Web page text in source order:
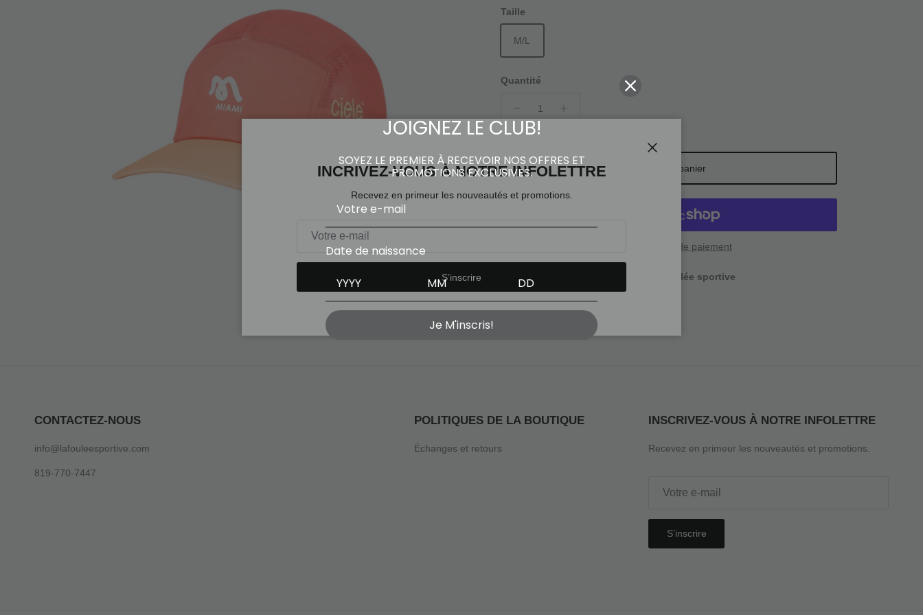
Taille
M/L
Quantité
Ajouter au panier
Plus de moyens de paiement
Service de retrait disponible à La foulée sportive
CONTACTEZ-NOUS
info@lafouleesportive.com
819-770-7447
POLITIQUES DE LA BOUTIQUE
Échanges et retours
INSCRIVEZ-VOUS À NOTRE INFOLETTRE
Recevez en primeur les nouveautés et promotions.
S’inscrire
INCRIVEZ-VOUS À NOTRE INFOLETTRE
Recevez en primeur les nouveautés et promotions.
S’inscrire
JOIGNEZ LE CLUB!
SOYEZ LE PREMIER À RECEVOIR NOS OFFRES ET
PROMOTIONS EXCLUSIVES.
Date de naissance
Je M'inscris!